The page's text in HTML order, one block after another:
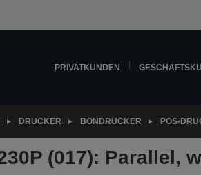
PRIVATKUNDEN
DRUCKER BONDRUCKER POS-
(017): Parallel,